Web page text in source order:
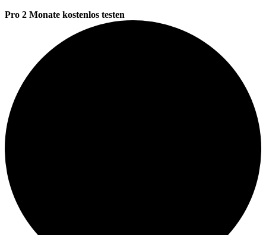
Pro 2 Monate kostenlos testen